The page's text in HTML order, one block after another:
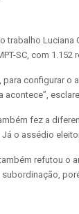
trabalho Luciana
SC, com
para configurar o
acontece”,
fez a
o assédio
refutou o